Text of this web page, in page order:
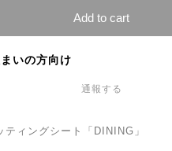
Add to cart
いの方向け
通報する
ィングシート「DINING」